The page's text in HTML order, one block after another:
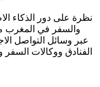
نظرة على دور الذكاء
والسفر في المغرب
عبر وسائل التواصل
الفنادق ووكالات